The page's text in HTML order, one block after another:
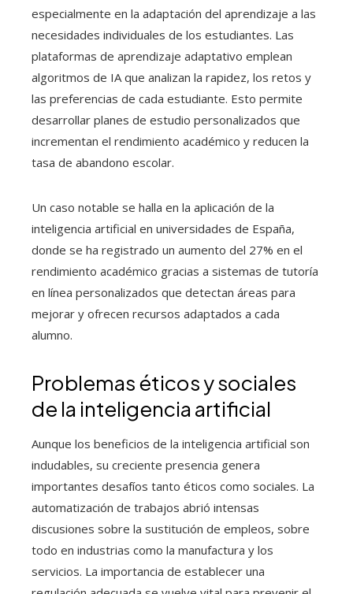
especialmente en la adaptación del aprendizaje a las
necesidades individuales de los estudiantes. Las
plataformas de aprendizaje adaptativo emplean
algoritmos de IA que analizan la rapidez, los retos y
las preferencias de cada estudiante. Esto permite
desarrollar planes de estudio personalizados que
incrementan el rendimiento académico y reducen la
tasa de abandono escolar.
Un caso notable se halla en la aplicación de la
inteligencia artificial en universidades de España,
donde se ha registrado un aumento del 27% en el
rendimiento académico gracias a sistemas de tutoría
en línea personalizados que detectan áreas para
mejorar y ofrecen recursos adaptados a cada
alumno.
Problemas éticos y sociales
de la inteligencia artificial
Aunque los beneficios de la inteligencia artificial son
indudables, su creciente presencia genera
importantes desafíos tanto éticos como sociales. La
automatización de trabajos abrió intensas
discusiones sobre la sustitución de empleos, sobre
todo en industrias como la manufactura y los
servicios. La importancia de establecer una